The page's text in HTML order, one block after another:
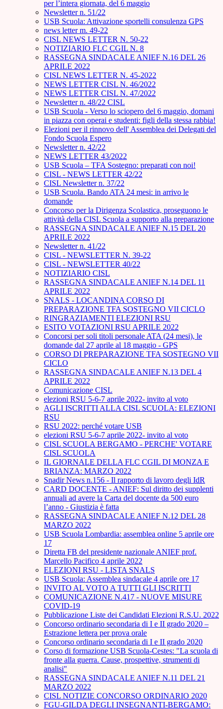
per l’intera giornata, del 6 maggio
Newsletter n. 51/22
USB Scuola: Attivazione sportelli consulenza GPS
news letter m. 49-22
CISL NEWS LETTER N. 50-22
NOTIZIARIO FLC CGIL N. 8
RASSEGNA SINDACALE ANIEF N.16 DEL 26
APRILE 2022
CISL NEWS LETTER N. 45-2022
NEWS LETTER CISL N. 46/2022
NEWS LETTER CISL N. 47/2022
Newsletter n. 48/22 CISL
USB Scuola - Verso lo sciopero del 6 maggio, domani
in piazza con operai e studenti: figli della stessa rabbia!
Elezioni per il rinnovo dell' Assemblea dei Delegati del
Fondo Scuola Espero
Newsletter n. 42/22
NEWS LETTER 43/2022
USB Scuola – TFA Sostegno: preparati con noi!
CISL - NEWS LETTER 42/22
CISL Newsletter n. 37/22
USB Scuola. Bando ATA 24 mesi: in arrivo le
domande
Concorso per la Dirigenza Scolastica, proseguono le
attività della CISL Scuola a supporto alla preparazione
RASSEGNA SINDACALE ANIEF N.15 DEL 20
APRILE 2022
Newsletter n. 41/22
CISL - NEWSLETTER N. 39-22
CISL - NEWSLETTER 40/22
NOTIZIARIO CISL
RASSEGNA SINDACALE ANIEF N.14 DEL 11
APRILE 2022
SNALS - LOCANDINA CORSO DI
PREPARAZIONE TFA SOSTEGNO VII CICLO
RINGRAZIAMENTI ELEZIONI RSU
ESITO VOTAZIONI RSU APRILE 2022
Concorsi per soli titoli personale ATA (24 mesi), le
domande dal 27 aprile al 18 maggio - GPS
CORSO DI PREPARAZIONE TFA SOSTEGNO VII
CICLO
RASSEGNA SINDACALE ANIEF N.13 DEL 4
APRILE 2022
Comunicazione CISL
elezioni RSU 5-6-7 aprile 2022- invito al voto
AGLI ISCRITTI ALLA CISL SCUOLA: ELEZIONI
RSU
RSU 2022: perché votare USB
elezioni RSU 5-6-7 aprile 2022- invito al voto
CISL SCUOLA BERGAMO - PERCHE' VOTARE
CISL SCUOLA
IL GIORNALE DELLA FLC CGIL DI MONZA E
BRIANZA: MARZO 2022
Snadir News n.156 - Il rapporto di lavoro degli IdR
CARD DOCENTE - ANIEF: Sul diritto dei supplenti
annuali ad avere la Carta del docente da 500 euro
l’anno - Giustizia è fatta
RASSEGNA SINDACALE ANIEF N.12 DEL 28
MARZO 2022
USB Scuola Lombardia: assemblea online 5 aprile ore
17
Diretta FB del presidente nazionale ANIEF prof.
Marcello Pacifico 4 aprile 2022
ELEZIONI RSU - LISTA SNALS
USB Scuola: Assemblea sindacale 4 aprile ore 17
INVITO AL VOTO A TUTTI GLI ISCRITTI
COMUNICAZIONE N.417 - NUOVE MISURE
COVID-19
Pubblicazione Liste dei Candidati Elezioni R.S.U. 2022
Concorso ordinario secondaria di I e II grado 2020 –
Estrazione lettera per prova orale
Concorso ordinario secondaria di I e II grado 2020
Corso di formazione USB Scuola-Cestes: "La scuola di
fronte alla guerra. Cause, prospettive, strumenti di
analisi"
RASSEGNA SINDACALE ANIEF N.11 DEL 21
MARZO 2022
CISL NOTIZIE CONCORSO ORDINARIO 2020
FGU-GILDA DEGLI INSEGNANTI-BERGAMO: